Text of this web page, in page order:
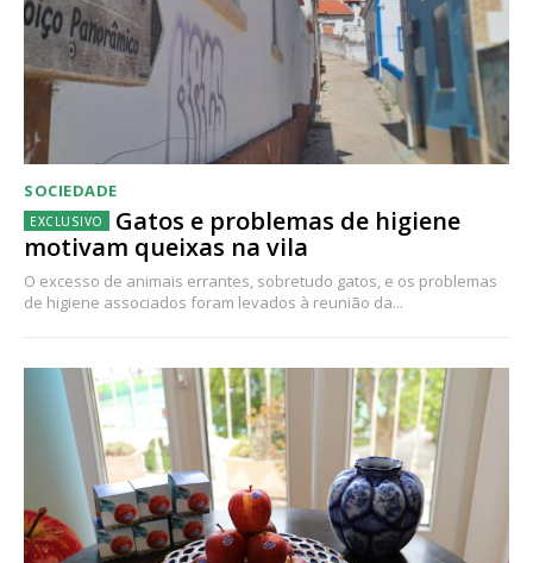
SOCIEDADE
Gatos e problemas de higiene
motivam queixas na vila
O excesso de animais errantes, sobretudo gatos, e os problemas
de higiene associados foram levados à reunião da...